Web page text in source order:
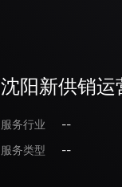
沈阳新供销运
服务行业
--
服务类型
--